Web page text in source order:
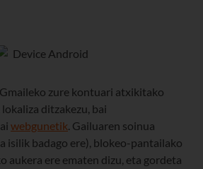
zure kontuari atxikitako
ditzakezu, bai
webgunetik. Gailuaren soinua
isilik badago ere), blokeo-pantailako
aukera ere ematen dizu, eta gordeta